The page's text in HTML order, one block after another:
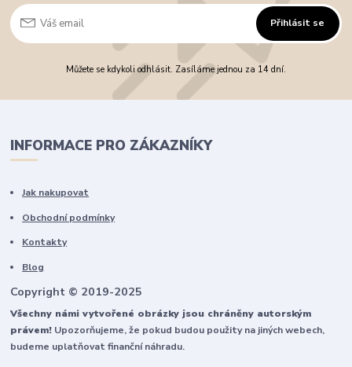
Přihlásit se
Můžete se kdykoli odhlásit. Zasíláme jednou za 14 dní.
INFORMACE PRO ZÁKAZNÍKY
Jak nakupovat
Obchodní podmínky
Kontakty
Blog
Copyright © 2019-2025
Všechny námi vytvořené obrázky jsou chráněny autorským
právem! Upozorňujeme, že pokud budou použity na jiných webech,
budeme uplatňovat finanční náhradu.